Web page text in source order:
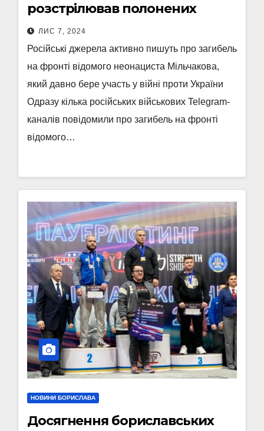
розстрілював полонених
ЛИС 7, 2024
Російські джерела активно пишуть про загибель
на фронті відомого неонациста Мільчакова,
який давно бере участь у війні проти України
Одразу кілька російських військових Telegram-
каналів повідомили про загибель на фронті
відомого…
НОВИНИ БОРИСЛАВА
Досягнення бориславських